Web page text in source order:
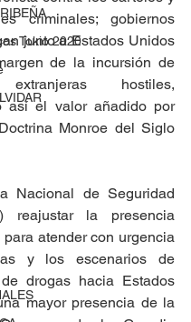
Tokio 2020
criminales; gobiernos
junto a Estados Unidos
de la incursión de
extranjeras hostiles,
así el valor añadido por
Monroe del Siglo
Nacional de Seguridad
reajustar la presencia
atender con urgencia
y los escenarios de
drogas hacia Estados
mayor presencia de la